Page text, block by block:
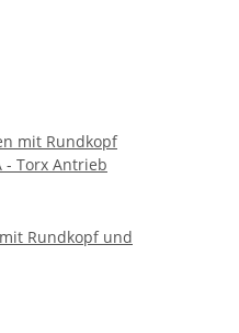
mit Rundkopf
- Torx Antrieb